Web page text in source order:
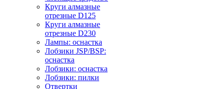
Круги алмазные
отрезные D125
Круги алмазные
отрезные D230
Лампы: оснастка
Лобзики JSP/BSP:
оснастка
Лобзики: оснастка
Лобзики: пилки
Отвертки